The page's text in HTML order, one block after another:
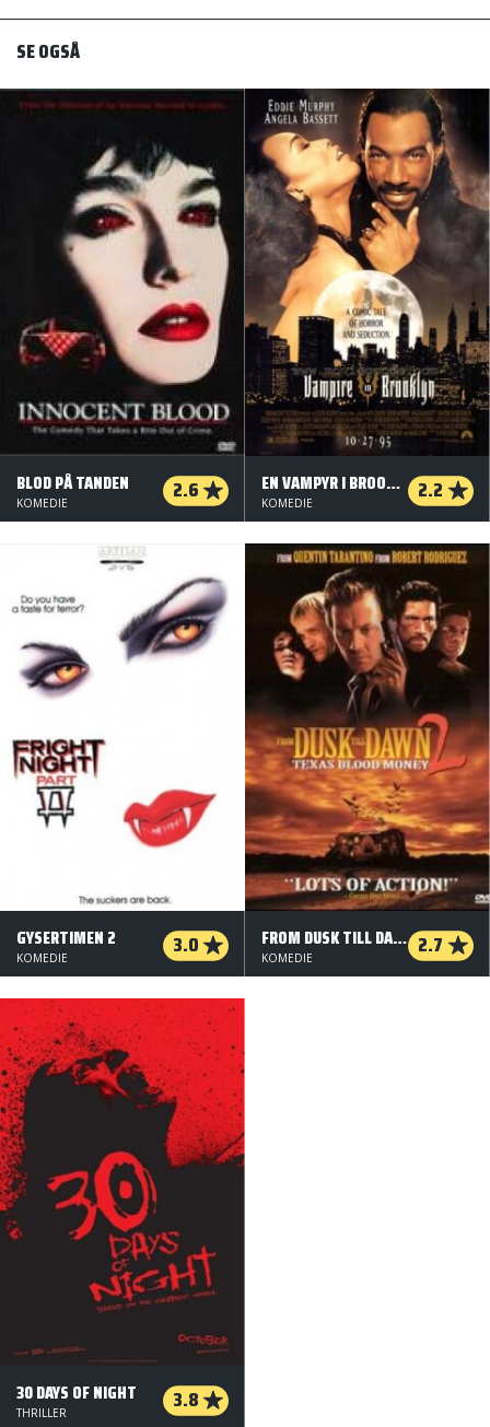
SE OGSÅ
BLOD PÅ TANDEN 2.6
KOMEDIE
EN VAMPYR I BROOKLYN 2.2
KOMEDIE
GYSERTIMEN 2 3.0
KOMEDIE
FROM DUSK TILL DAWN 2 2.7
KOMEDIE
30 DAYS OF NIGHT 3.8
THRILLER